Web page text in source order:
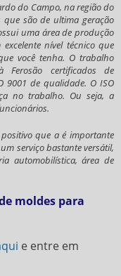
do Campo, na região do
que são de ultima geração
uma área de produção
nível técnico que
você tenha. O trabalho
Ferosão certificados de
9001 de qualidade. O ISO
no trabalho. Ou seja, a
que a é importante
serviço bastante versátil,
automobilística, área de
moldes para
e entre em